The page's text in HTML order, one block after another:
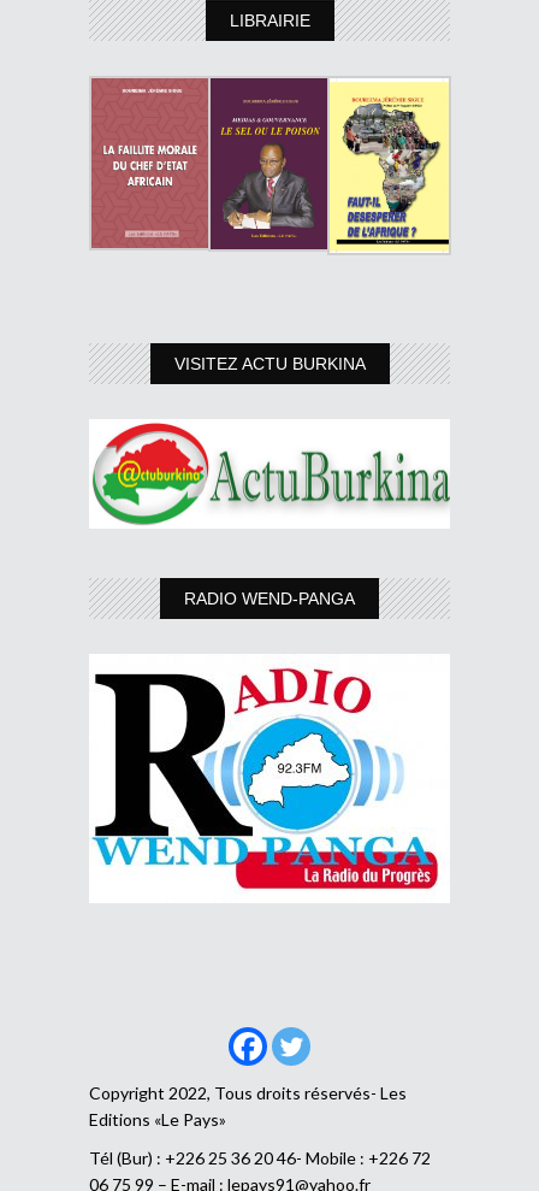
LIBRAIRIE
VISITEZ ACTU BURKINA
RADIO WEND-PANGA
Copyright 2022, Tous droits réservés- Les
Editions «Le Pays»
Tél (Bur) : +226 25 36 20 46- Mobile : +226 72
06 75 99 – E-mail : lepays91@yahoo.fr